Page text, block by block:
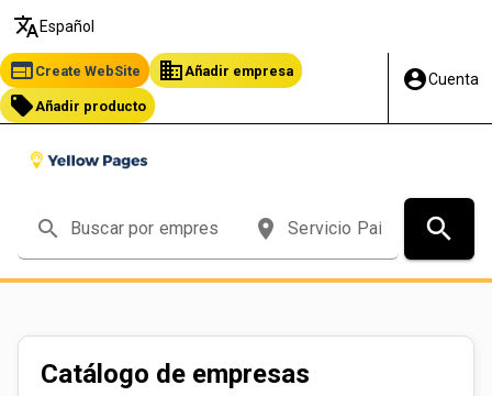
translate Español
web Create WebSite business Añadir empresa
local_offer Añadir producto
account_circleCuenta
search place search
Catálogo de empresas